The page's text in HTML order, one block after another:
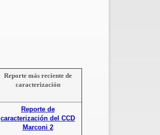
Reporte más reciente de
caracterización
Reporte de
caracterización del CCD
Marconi 2